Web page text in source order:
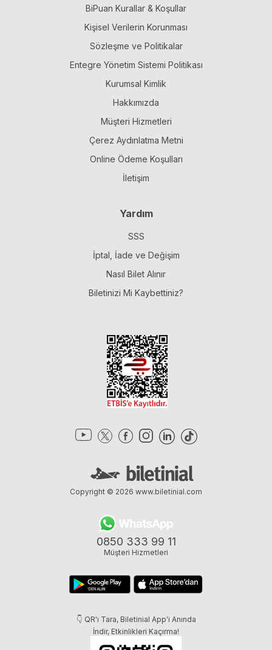
BiPuan Kurallar & Koşullar
Kişisel Verilerin Korunması
Sözleşme ve Politikalar
Entegre Yönetim Sistemi Politikası
Kurumsal Kimlik
Hakkımızda
Müşteri Hizmetleri
Çerez Aydınlatma Metni
Online Ödeme Koşulları
İletişim
Yardım
SSS
İptal, İade ve Değişim
Nasıl Bilet Alınır
Biletinizi Mi Kaybettiniz?
0850 333 99 11
Müşteri Hizmetleri
👇 QR'ı Tara, Biletinial App'i Anında
İndir, Etkinlikleri Kaçırma!
Copyright © 2026 www.biletinial.com